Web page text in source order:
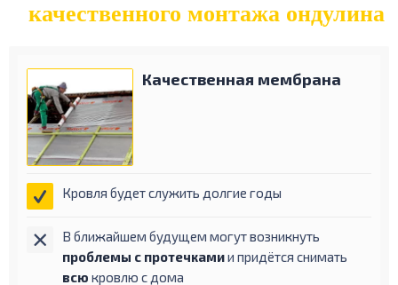
качественного монтажа ондулина
Качественная мембрана
Кровля будет служить долгие годы
В ближайшем будущем могут возникнуть
проблемы с протечкамии придётся снимать
всю кровлю с дома